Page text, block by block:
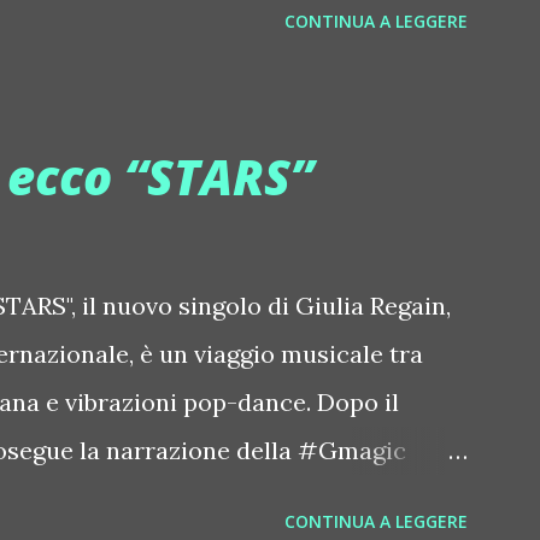
metroarea Deian ::
Dixon ::
Jon Hopkins ::
CONTINUA A LEGGERE
“STARS”
il nuovo singolo di Giulia Regain,
è un viaggio musicale tra
e vibrazioni pop-dance. Dopo il
la narrazione della #Gmagic
CONTINUA A LEGGERE